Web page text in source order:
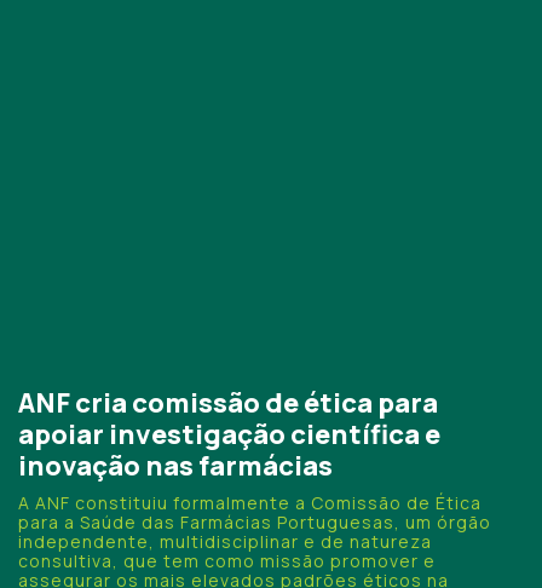
ANF cria comissão de ética para
apoiar investigação científica e
inovação nas farmácias
A ANF constituiu formalmente a Comissão de Ética
para a Saúde das Farmácias Portuguesas, um órgão
independente, multidisciplinar e de natureza
consultiva, que tem como missão promover e
assegurar os mais elevados padrões éticos na
Estudo da Nova SBE reforça impacto
das farmácias comunitárias na saúde
e economia do país
O “Estudo do Valor da Rede de Farmácias em Portugal”
foi apresentado hoje no 15.º Congresso das Farmácias.
ANF recebe Presidente do Governo
Regional dos Açores para reforçar a
cooperação institucional
A dispensa de medicamentos hospitalares em
proximidade, o apoio no combate às dependências e a
vacinação nas farmácias foram alguns dos temas em